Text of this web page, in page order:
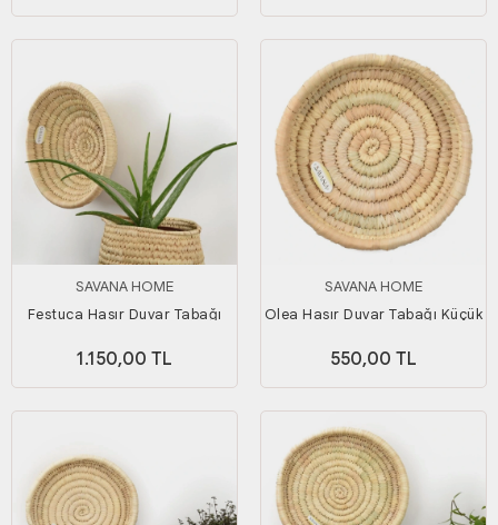
SAVANA HOME
Festuca Hasır Duvar Tabağı
1.150,00 TL
SAVANA HOME
Olea Hasır Duvar Tabağı Küçük
550,00 TL